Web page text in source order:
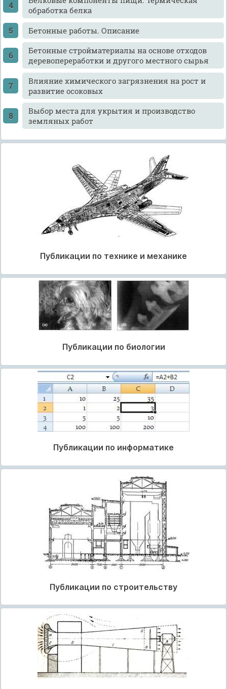
обработка белка
Бетонные работы. Описание
Бетонные стройматериалы на основе отходов
деревопереработки и другого местного сырья
Влияние химического загрязнения на рост и
развитие осоковых
Выбор места для укрытия и производство
земляных работ
Публикации по технике и механике
Публикации по биологии
Публикации по информатике
Публикации по строительству